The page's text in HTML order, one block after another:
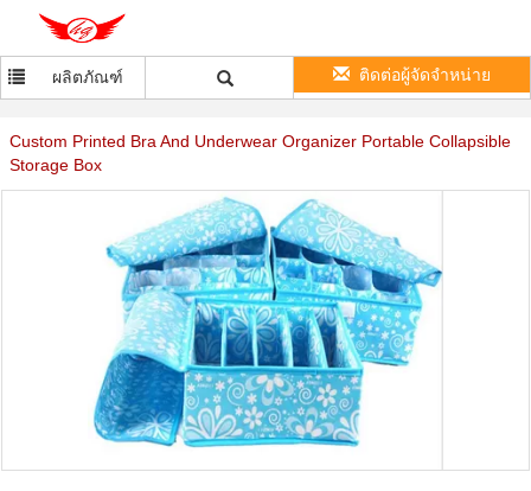
ผลิตภัณฑ์ ติดต่อผู้จัดจำหน่าย
Custom Printed Bra And Underwear Organizer Portable Collapsible
Storage Box